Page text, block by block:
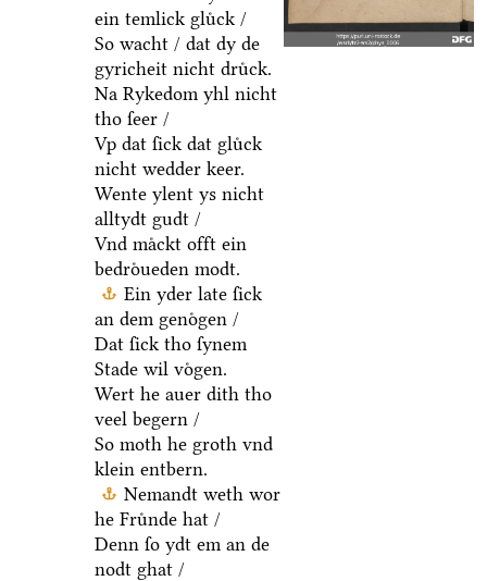
ein temlick gluͤck /
So wacht / dat dy de
gyricheit nicht druͤck.
Na Rykedom yhl nicht
tho ſeer /
Vp dat ſick dat gluͤck
nicht wedder keer.
Wente ylent ys nicht
alltydt gudt /
Vnd maͤckt offt ein
bedroͤueden modt.
Ein yder late ſick
an dem genoͤgen /
Dat ſick tho ſynem
Stade wil voͤgen.
Wert he auer dith tho
veel begern /
So moth he groth vnd
klein entbern.
Nemandt weth wor
he Fruͤnde hat /
Denn ſo ydt em an de
nodt ghat /